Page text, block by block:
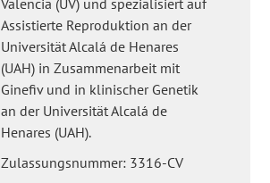
Valencia (UV) und spezialisiert auf
Assistierte Reproduktion an der
Universität Alcalá de Henares
(UAH) in Zusammenarbeit mit
Ginefiv und in klinischer Genetik
an der Universität Alcalá de
Henares (UAH).
Zulassungsnummer: 3316-CV